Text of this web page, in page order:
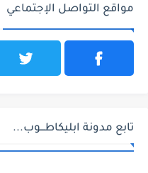
مواقع التواصل الإجتماعي
تابع مدونة ابليكاطـــوب...